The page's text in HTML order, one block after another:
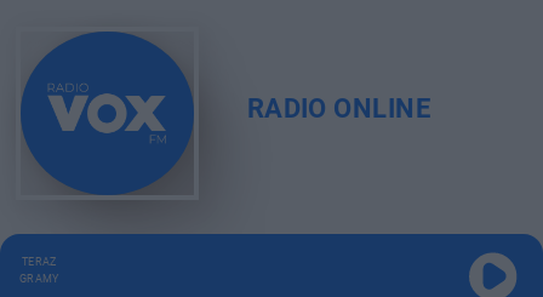
RADIO ONLINE
TERAZ
GRAMY